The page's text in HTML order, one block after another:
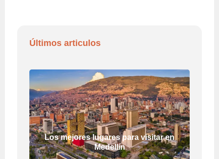
Últimos articulos
Los mejores lugares para visitar en
Medellín